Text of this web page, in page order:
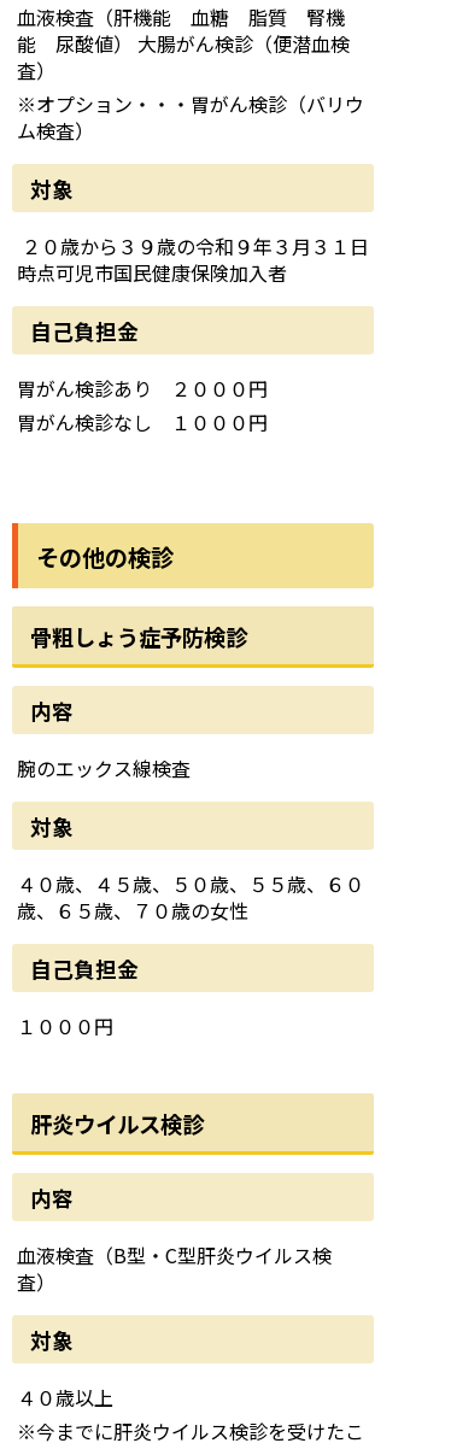
血液検査（肝機能 血糖 脂質 腎機
能 尿酸値） 大腸がん検診（便潜血検
査）
※オプション・・・胃がん検診（バリウ
ム検査）
対象
２０歳から３９歳の令和９年３月３１日
時点可児市国民健康保険加入者
自己負担金
胃がん検診あり ２０００円
胃がん検診なし １０００円
その他の検診
骨粗しょう症予防検診
内容
腕のエックス線検査
対象
４０歳、４５歳、５０歳、５５歳、６０
歳、６５歳、７０歳の女性
自己負担金
１０００円
肝炎ウイルス検診
内容
血液検査（B型・C型肝炎ウイルス検
査）
対象
４０歳以上
※今までに肝炎ウイルス検診を受けたこ